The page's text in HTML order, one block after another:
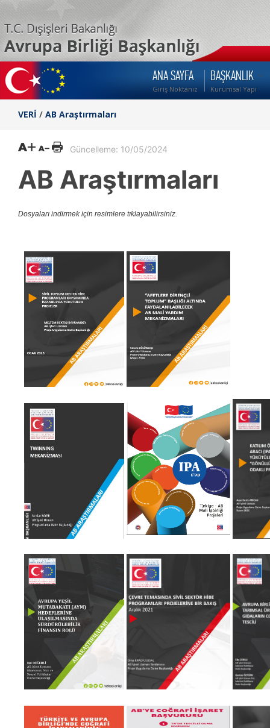
ANA SAYFA
Giriş Noktanız
BAŞKANLIK
Kurumsal Yapı
VERİ / AB Araştırmaları
Güncelleme: 10/05/2024
AB Araştırmaları
Dosyaları indirmek için resimlere tıklayabilirsiniz.